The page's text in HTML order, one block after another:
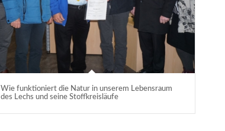
Wie funktioniert die Natur in unserem Lebensraum
des Lechs und seine Stoffkreisläufe